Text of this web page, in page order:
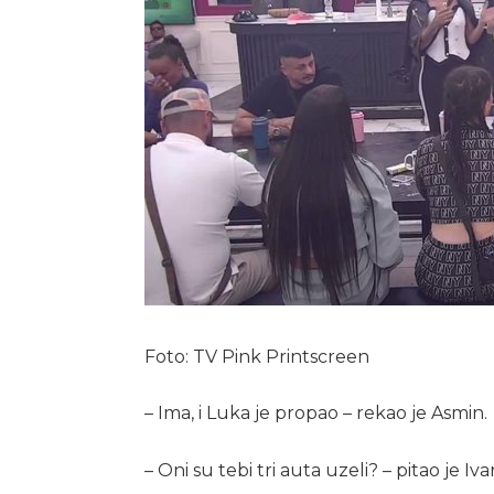
Foto: TV Pink Printscreen
– Ima, i Luka je propao – rekao je Asmin.
– Oni su tebi tri auta uzeli? – pitao je